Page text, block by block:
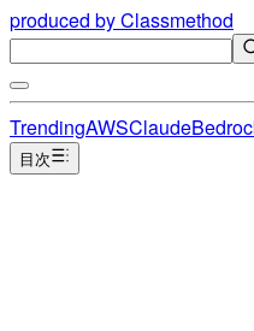
produced by Classmethod
TrendingAWSClaude
目次